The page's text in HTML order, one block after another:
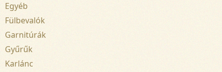
Egyéb
Fülbevalók
Garnitúrák
Gyűrűk
Karlánc